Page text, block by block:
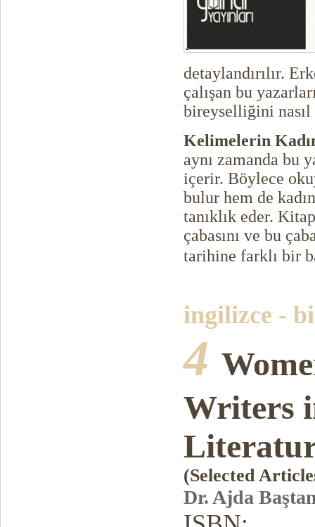
detaylandırılır.
çalışan bu
bireyselliğini
Kelimelerin
aynı zamanda bu
içerir. Böylece
bulur hem de
tanıklık eder.
çabasını ve bu
tarihine farklı bir
ingilizce -
4
Writers
(Selected
Dr. Ajda